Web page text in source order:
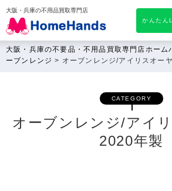
大阪・兵庫の不用品買取専門店
かんたん
大阪・兵庫の不要品・不用品買取専門店ホーム
ーブンレンジ > オーブンレンジ/アイリスオー
CATEGORY
オーブンレンジ/アイ
2020年製